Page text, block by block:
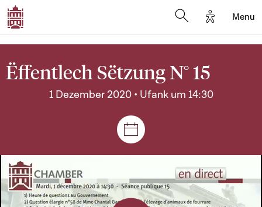
Options
Menu
Ëffentlech Sëtzung N° 15
1 Dezember 2020 • Ufank um 14:30
Sëtzungen a Reuniounen